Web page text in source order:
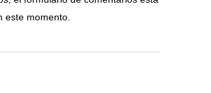
este momento.